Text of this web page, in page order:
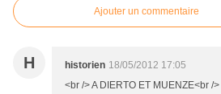
Ajouter un commentaire
H historien 18/05/2012 17:05
<br /> A DIERTO ET MUENZE<br /